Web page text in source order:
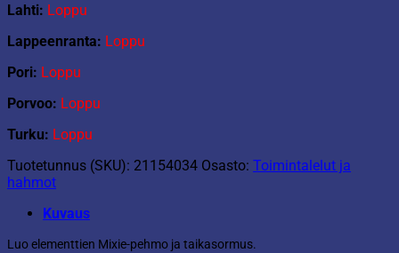
Lahti: Loppu
Lappeenranta: Loppu
Pori: Loppu
Porvoo: Loppu
Turku: Loppu
Tuotetunnus (SKU): 21154034 Osasto: Toimintalelut ja
hahmot
Kuvaus
Luo elementtien Mixie-pehmo ja taikasormus.